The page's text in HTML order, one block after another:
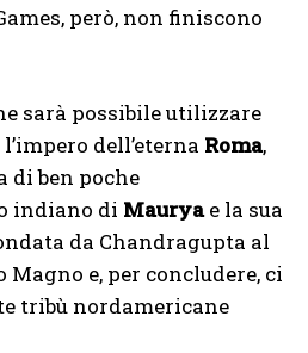
però, non finiscono
sarà possibile utilizzare
dell’eterna Roma,
di ben poche
indiano di Mauryae la sua
da Chandragupta al
e, per concludere, ci
tribù nordamericane